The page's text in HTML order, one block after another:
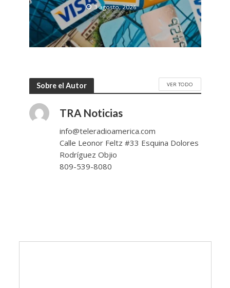
3 agosto, 2026
Sobre el Autor VER TODO
TRA Noticias
info@teleradioamerica.com
Calle Leonor Feltz #33 Esquina Dolores
Rodríguez Objio
809-539-8080